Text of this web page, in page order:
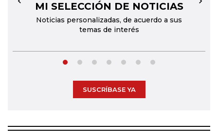
MI SELECCIÓN DE NOTICIAS
Noticias personalizadas, de acuerdo a sus
temas de interés
← →
SUSCRÍBASE YA